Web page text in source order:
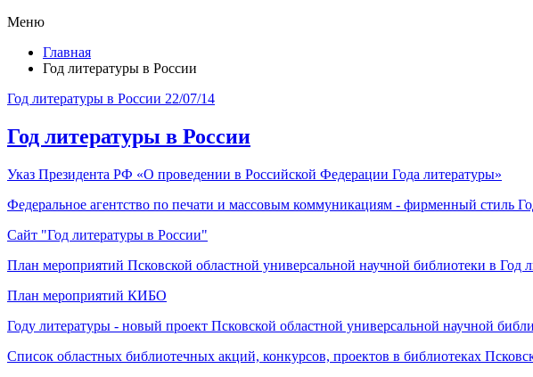
Меню
Главная
Год литературы в России
Год литературы в России 22/07/14
Год литературы в России
Указ Президента РФ «О проведении в Российской Федерации Года литературы»
Федеральное агентство по печати и массовым коммуникациям - фирменный стиль
Сайт "Год литературы в России"
План мероприятий Псковской областной универсальной научной библиотеки в Год
План мероприятий КИБО
Году литературы - новый проект Псковской областной универсальной научной
Список областных библиотечных акций, конкурсов, проектов в библиотеках